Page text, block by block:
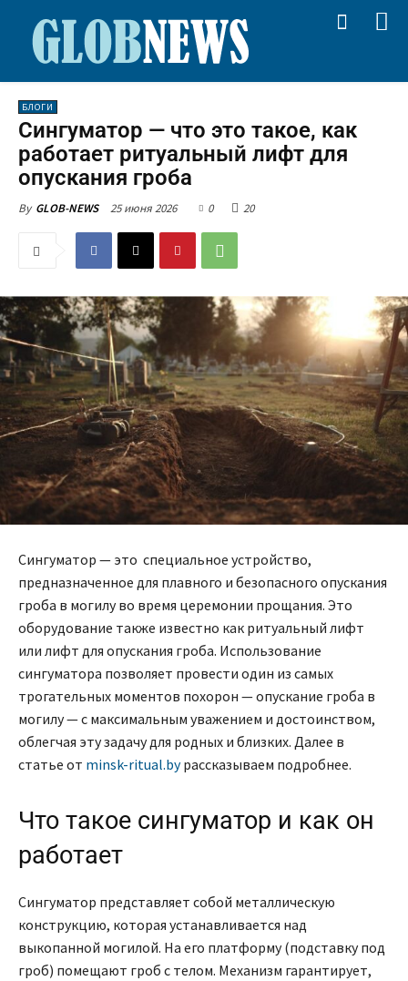
БЛОГИ
Сингуматор — что это такое, как
работает ритуальный лифт для
опускания гроба
By GLOB-NEWS 25 июня 2026 0 20
Сингуматор — это специальное устройство,
предназначенное для плавного и безопасного опускания
гроба в могилу во время церемонии прощания. Это
оборудование также известно как ритуальный лифт
или лифт для опускания гроба. Использование
сингуматора позволяет провести один из самых
трогательных моментов похорон — опускание гроба в
могилу — с максимальным уважением и достоинством,
облегчая эту задачу для родных и близких. Далее в
статье от minsk-ritual.byрассказываем подробнее.
Что такое сингуматор и как он
работает
Сингуматор представляет собой металлическую
конструкцию, которая устанавливается над
выкопанной могилой. На его платформу (подставку под
гроб) помещают гроб с телом. Механизм гарантирует,